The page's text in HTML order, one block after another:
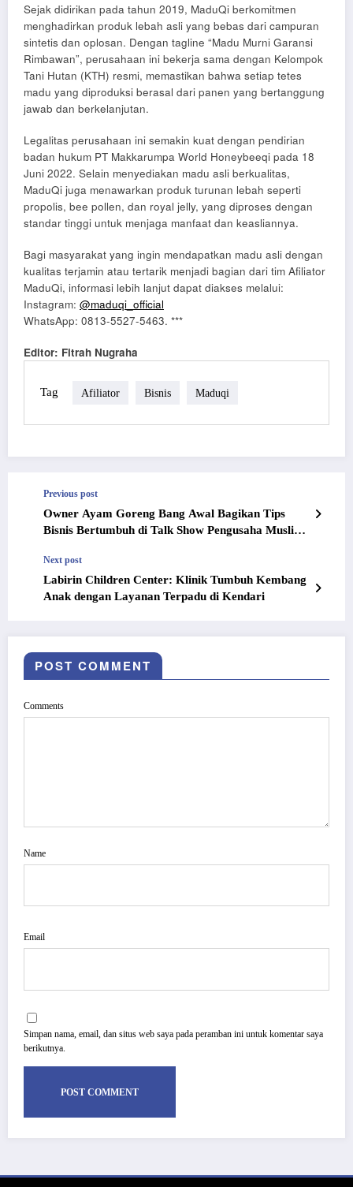
Sejak didirikan pada tahun 2019, MaduQi berkomitmen
menghadirkan produk lebah asli yang bebas dari campuran
sintetis dan oplosan. Dengan tagline “Madu Murni Garansi
Rimbawan”, perusahaan ini bekerja sama dengan Kelompok
Tani Hutan (KTH) resmi, memastikan bahwa setiap tetes
madu yang diproduksi berasal dari panen yang bertanggung
jawab dan berkelanjutan.
Legalitas perusahaan ini semakin kuat dengan pendirian
badan hukum PT Makkarumpa World Honeybeeqi pada 18
Juni 2022. Selain menyediakan madu asli berkualitas,
MaduQi juga menawarkan produk turunan lebah seperti
propolis, bee pollen, dan royal jelly, yang diproses dengan
standar tinggi untuk menjaga manfaat dan keasliannya.
Bagi masyarakat yang ingin mendapatkan madu asli dengan
kualitas terjamin atau tertarik menjadi bagian dari tim Afiliator
MaduQi, informasi lebih lanjut dapat diakses melalui:
Instagram: @maduqi_official
WhatsApp: 0813-5527-5463. ***
Editor: Fitrah Nugraha
Tag Afiliator Bisnis Maduqi
Previous post
Owner Ayam Goreng Bang Awal Bagikan Tips
Bisnis Bertumbuh di Talk Show Pengusaha Muslim
Next post
Labirin Children Center: Klinik Tumbuh Kembang
Anak dengan Layanan Terpadu di Kendari
POST COMMENT
Comments
Name
Email
Simpan nama, email, dan situs web saya pada peramban ini untuk komentar saya
berikutnya.